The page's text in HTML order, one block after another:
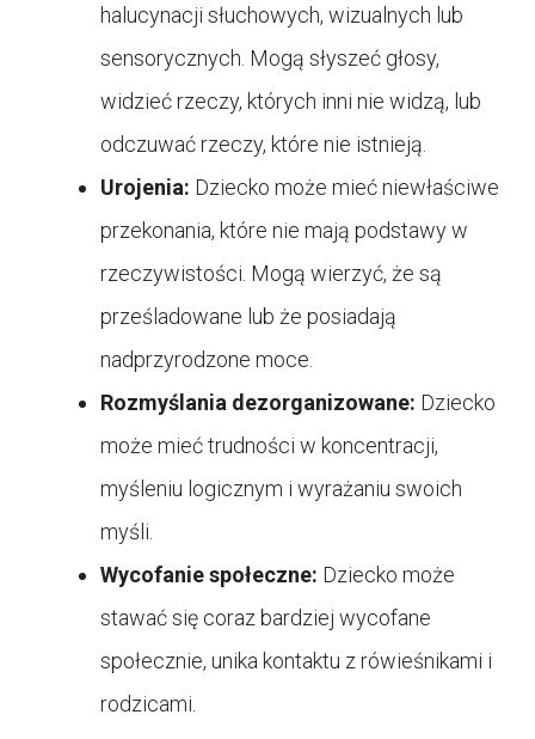
halucynacji słuchowych, wizualnych lub
sensorycznych. Mogą słyszeć głosy,
widzieć rzeczy, których inni nie widzą, lub
odczuwać rzeczy, które nie istnieją.
Urojenia: Dziecko może mieć niewłaściwe
przekonania, które nie mają podstawy w
rzeczywistości. Mogą wierzyć, że są
prześladowane lub że posiadają
nadprzyrodzone moce.
Rozmyślania dezorganizowane: Dziecko
może mieć trudności w koncentracji,
myśleniu logicznym i wyrażaniu swoich
myśli.
Wycofanie społeczne: Dziecko może
stawać się coraz bardziej wycofane
społecznie, unika kontaktu z rówieśnikami i
rodzicami.